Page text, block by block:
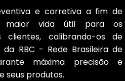
e corretiva a fim de
maior vida útil para os
clientes, calibrando-os de
RBC - Rede Brasileira de
máxima precisão e
seus produtos.